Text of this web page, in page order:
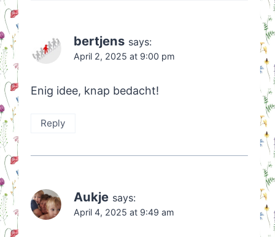
bertjens says:
April 2, 2025 at 9:00 pm
Enig idee, knap bedacht!
Reply
Aukje says:
April 4, 2025 at 9:49 am